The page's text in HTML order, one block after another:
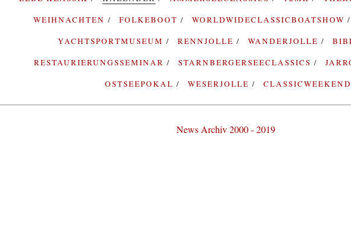
WEIHNACHTEN
FOLKEBOOT WORLDWIDECLASSICBOATSHOW
YACHTSPORTMUSEUM
RENNJOLLE WANDERJOLLE
RESTAURIERUNGSSEMINAR
STARNBERGERSEECLASSICS
OSTSEEPOKAL
WESERJOLLE CLASSICWEEKEND
News Archiv 2000 - 2019